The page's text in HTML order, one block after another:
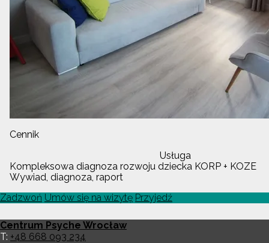
Cennik
Usługa
Kompleksowa diagnoza rozwoju dziecka KORP + KOZE
Wywiad, diagnoza, raport
Zadzwoń Umów się na wizytę Przyjedź
Centrum Psyche Wrocław
T: +48 668 093 234